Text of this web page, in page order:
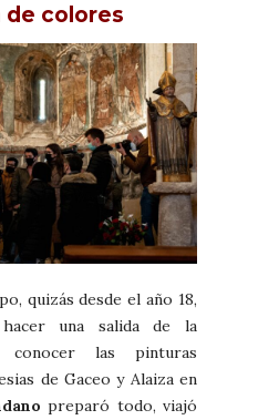
de colores
quizás desde el año 18,
una salida de la
conocer las pinturas
de Gaceo y Alaiza en
preparó todo, viajó